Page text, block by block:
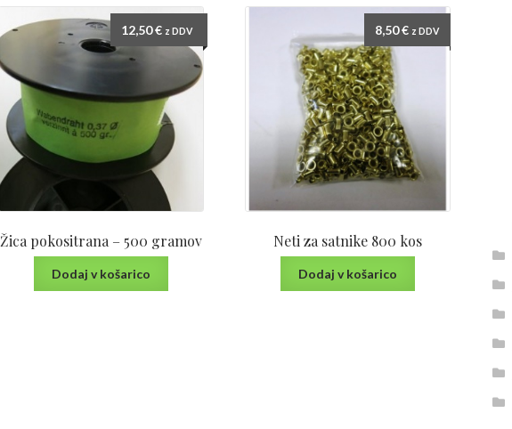
Žica pokositrana – 500 gramov
12,50€ z DDV
Dodaj v košarico
Neti za satnike 800 kos
8,50€ z DDV
Dodaj v košarico